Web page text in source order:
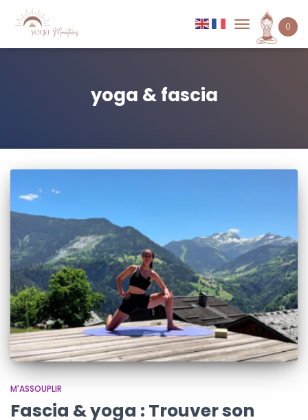
DÉPLIER
LA
yoga & fascia
M'ASSOUPLIR
Fascia & yoga : Trouver son
0